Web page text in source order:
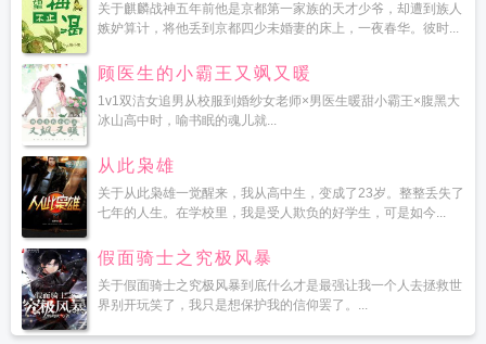
关于麒麟战神五年前他是京都第一家族的天才少爷，却遭到族人
嫉妒算计，将他丢到京都四少未婚妻的床上，一夜春华。彼时...
顾医生的小霸王又飒又暖
1v1双洁女追男从校服到婚纱女老师×男医生暖甜小霸王×腹黑大
冰山高中时，喻书眠的魂儿就...
从此枭雄
关于从此枭雄一觉醒来，我从高中生，变成了23岁。整整丢失了
七年的人生。在学校里，我是受人欺负的好学生，可是如今...
假面骑士之究极风暴
关于假面骑士之究极风暴到底什么才是最强让我一个人去拯救世
界别开玩笑了，我只是想保护我的信仰罢了。...